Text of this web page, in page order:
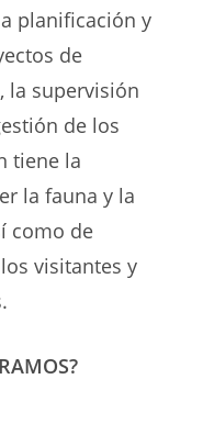
planificación y
de
la supervisión
de los
tiene la
la fauna y la
como de
visitantes y